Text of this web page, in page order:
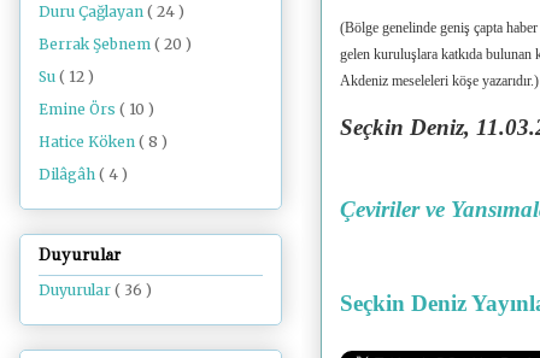
(Bölge genelinde geniş çapta
gelen kuruluşlara katkıda
Akdeniz meseleleri köşe yazarıdır.)
Seçkin Deniz, 11.03
Çeviriler ve
Seçkin Deniz
Duru Çağlayan ( 24 )
Berrak Şebnem ( 20 )
Su ( 12 )
Emine Örs ( 10 )
Hatice Köken ( 8 )
Dilâgâh ( 4 )
Duyurular
Duyurular ( 36 )